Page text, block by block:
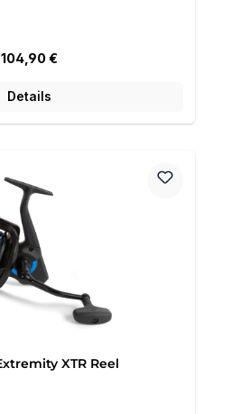
Regulärer Preis:
104,90 €
Details
XTR Reel